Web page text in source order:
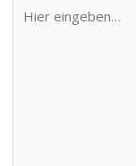
eingeben…